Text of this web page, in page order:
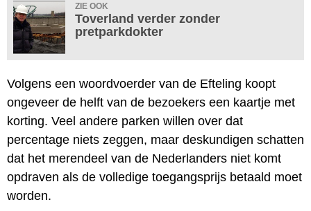
ZIE OOK
Toverland verder zonder
pretparkdokter
Volgens een woordvoerder van de Efteling koopt
ongeveer de helft van de bezoekers een kaartje met
korting. Veel andere parken willen over dat
percentage niets zeggen, maar deskundigen schatten
dat het merendeel van de Nederlanders niet komt
opdraven als de volledige toegangsprijs betaald moet
worden.